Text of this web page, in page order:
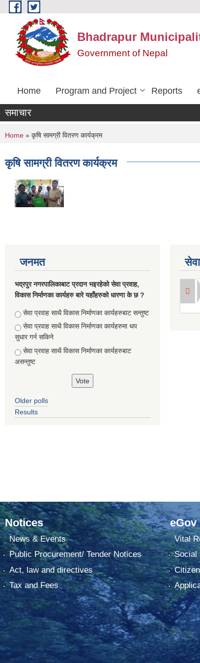
Skip to main content
Bhadrapur
Government of Nepal
Home Program and Project Reports
समाचार
You are here
Home » कृषि सामग्री वितरण कार्यक्रम
कृषि सामग्री वितरण कार्यक्रम
जनमत
भद्रपुर नगरपालिकाबाट प्रदान भइरहेको सेवा प्रवाह,
विकास निर्माणका कार्यहरु बारे यहाँहरुको धारणा के छ ?
Choices
सेवा प्रवाह साथै विकास निर्माणका कार्यहरुबाट सन्तुष्ट
सेवा प्रवाह साथै विकास निर्माणका कार्यहरुमा थप
सुधार गर्न सकिने
सेवा प्रवाह साथै विकास निर्माणका कार्यहरुबाट
असन्तुष्ट
Older polls
Results
Notices
News & Events
Public Procurement/ Tender Notices
Act, law and directives
Tax and Fees
eGov
Vital
Social